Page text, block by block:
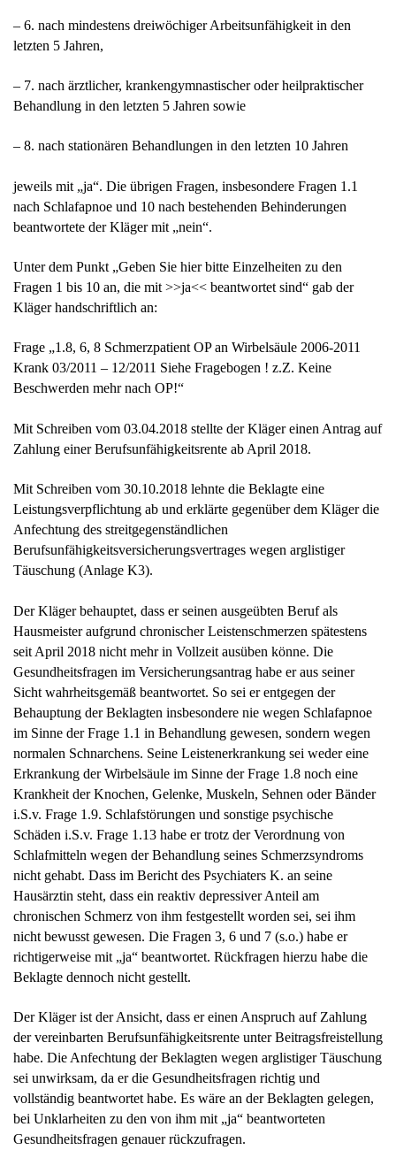
– 6. nach mindestens dreiwöchiger Arbeitsunfähigkeit in den
letzten 5 Jahren,
– 7. nach ärztlicher, krankengymnastischer oder heilpraktischer
Behandlung in den letzten 5 Jahren sowie
– 8. nach stationären Behandlungen in den letzten 10 Jahren
jeweils mit „ja“. Die übrigen Fragen, insbesondere Fragen 1.1
nach Schlafapnoe und 10 nach bestehenden Behinderungen
beantwortete der Kläger mit „nein“.
Unter dem Punkt „Geben Sie hier bitte Einzelheiten zu den
Fragen 1 bis 10 an, die mit >>ja<< beantwortet sind“ gab der
Kläger handschriftlich an:
Frage „1.8, 6, 8 Schmerzpatient OP an Wirbelsäule 2006-2011
Krank 03/2011 – 12/2011 Siehe Fragebogen ! z.Z. Keine
Beschwerden mehr nach OP!“
Mit Schreiben vom 03.04.2018 stellte der Kläger einen Antrag auf
Zahlung einer Berufsunfähigkeitsrente ab April 2018.
Mit Schreiben vom 30.10.2018 lehnte die Beklagte eine
Leistungsverpflichtung ab und erklärte gegenüber dem Kläger die
Anfechtung des streitgegenständlichen
Berufsunfähigkeitsversicherungsvertrages wegen arglistiger
Täuschung (Anlage K3).
Der Kläger behauptet, dass er seinen ausgeübten Beruf als
Hausmeister aufgrund chronischer Leistenschmerzen spätestens
seit April 2018 nicht mehr in Vollzeit ausüben könne. Die
Gesundheitsfragen im Versicherungsantrag habe er aus seiner
Sicht wahrheitsgemäß beantwortet. So sei er entgegen der
Behauptung der Beklagten insbesondere nie wegen Schlafapnoe
im Sinne der Frage 1.1 in Behandlung gewesen, sondern wegen
normalen Schnarchens. Seine Leistenerkrankung sei weder eine
Erkrankung der Wirbelsäule im Sinne der Frage 1.8 noch eine
Krankheit der Knochen, Gelenke, Muskeln, Sehnen oder Bänder
i.S.v. Frage 1.9. Schlafstörungen und sonstige psychische
Schäden i.S.v. Frage 1.13 habe er trotz der Verordnung von
Schlafmitteln wegen der Behandlung seines Schmerzsyndroms
nicht gehabt. Dass im Bericht des Psychiaters K. an seine
Hausärztin steht, dass ein reaktiv depressiver Anteil am
chronischen Schmerz von ihm festgestellt worden sei, sei ihm
nicht bewusst gewesen. Die Fragen 3, 6 und 7 (s.o.) habe er
richtigerweise mit „ja“ beantwortet. Rückfragen hierzu habe die
Beklagte dennoch nicht gestellt.
Der Kläger ist der Ansicht, dass er einen Anspruch auf Zahlung
der vereinbarten Berufsunfähigkeitsrente unter Beitragsfreistellung
habe. Die Anfechtung der Beklagten wegen arglistiger Täuschung
sei unwirksam, da er die Gesundheitsfragen richtig und
vollständig beantwortet habe. Es wäre an der Beklagten gelegen,
bei Unklarheiten zu den von ihm mit „ja“ beantworteten
Gesundheitsfragen genauer rückzufragen.